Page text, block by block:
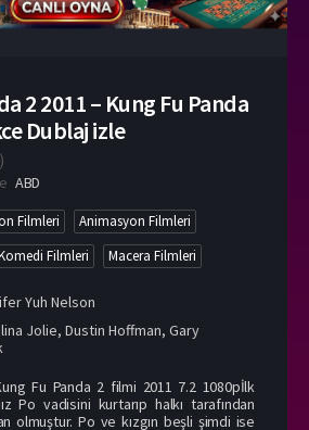
2 2011 – Kung Fu Panda
Dublaj izle
)
ABD
Filmleri
Animasyon Filmleri
Filmleri Macera Filmleri
Yuh Nelson
Jolie, Dustin Hoffman, Gary
Fu Panda 2 filmi 2011 7.2 1080pİlk
Po vadisini kurtarıp halkı tarafından
olmuştur. Po ve kızgın beşli şimdi ise